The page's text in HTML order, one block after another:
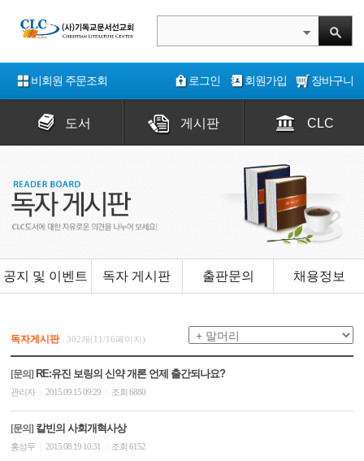
비회원 주문조회 로그인 회원가입 장바구니
도서 게시판 CLC
공지 및 이벤트 독자 게시판 출판문의 채용정보
독자게시판 302개(11/16페이지)
[문의] RE:유진 보링의 신약 개론 언제 출간되나요?
관리자 2015.09.15 09:29 조회 6880
[문의] 칼빈의 사회개혁사상
홍성두 2015.08.19 10:31 조회 6152